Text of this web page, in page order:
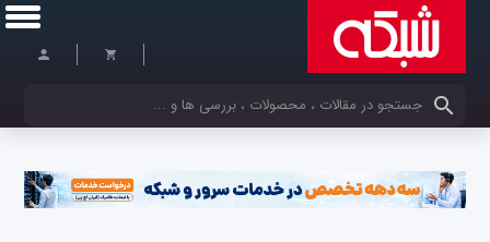
کلمات کلیدی خود را وارد کنید